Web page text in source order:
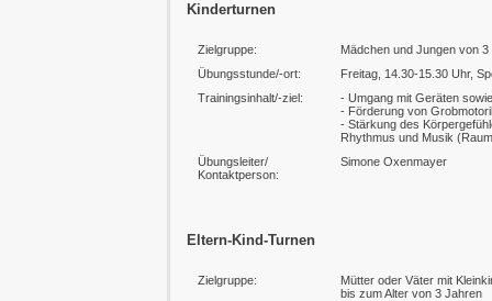
Kinderturnen
Zielgruppe:
Mädchen und Jungen von
Übungsstunde/-ort:
Freitag, 14.30-15.30 Uhr,
Trainingsinhalt/-ziel:
- Umgang mit Geräten
- Förderung von
- Stärkung des
Rhythmus und Musik
Übungsleiter/
Kontaktperson:
Simone Oxenmayer
Eltern-Kind-Turnen
Zielgruppe:
Mütter oder Väter mit
bis zum Alter von 3 Jahren